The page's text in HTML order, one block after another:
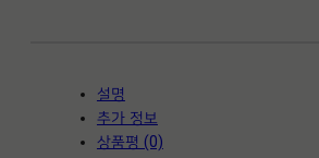
설명
추가 정보
상품평 (0)